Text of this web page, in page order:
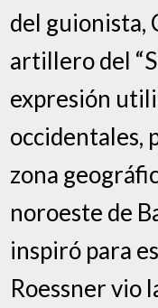
del guionista,
artillero del
expresión
occidentales,
zona
noroeste de
inspiró para
Roessner vio